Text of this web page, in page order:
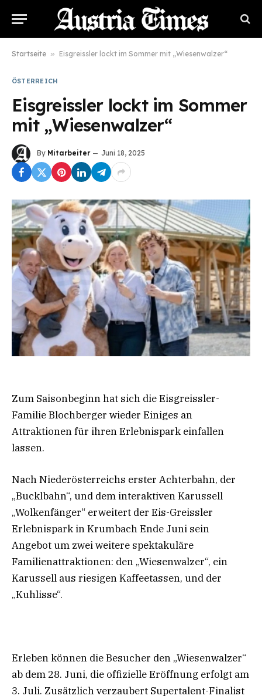
Startseite » Eisgreissler lockt im Sommer mit „Wiesenwalzer“
ÖSTERREICH
Eisgreissler lockt im Sommer
mit „Wiesenwalzer“
By Mitarbeiter Juni 18, 2025
Zum Saisonbeginn hat sich die Eisgreissler-
Familie Blochberger wieder Einiges an
Attraktionen für ihren Erlebnispark einfallen
lassen.
Nach Niederösterreichs erster Achterbahn, der
„Bucklbahn“, und dem interaktiven Karussell
„Wolkenfänger“ erweitert der Eis-Greissler
Erlebnispark in Krumbach Ende Juni sein
Angebot um zwei weitere spektakuläre
Familienattraktionen: den „Wiesenwalzer“, ein
Karussell aus riesigen Kaffeetassen, und der
„Kuhlisse“.
Erleben können die Besucher den „Wiesenwalzer“
ab dem 28. Juni, die offizielle Eröffnung erfolgt am
3. Juli. Zusätzlich verzaubert Supertalent-Finalist